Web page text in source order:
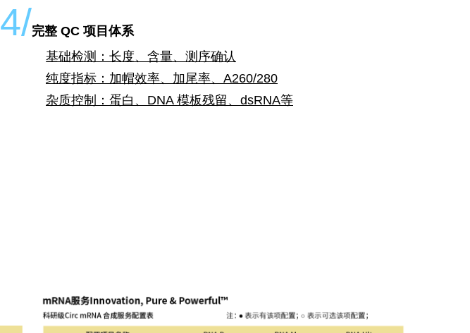
4/完整 QC 项目体系
基础检测：长度、含量、测序确认
纯度指标：加帽效率、加尾率、A260/280
杂质控制：蛋白、DNA 模板残留、dsRNA等